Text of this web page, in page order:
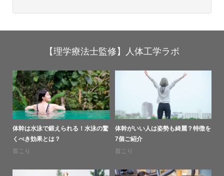
【理学療法士監修】人体工学ラボ
体幹は水泳で鍛えられる！水泳の驚
くべき効果とは？
首こり
体幹がいい人は姿勢も綺麗？特徴を
7個ご紹介
首こり